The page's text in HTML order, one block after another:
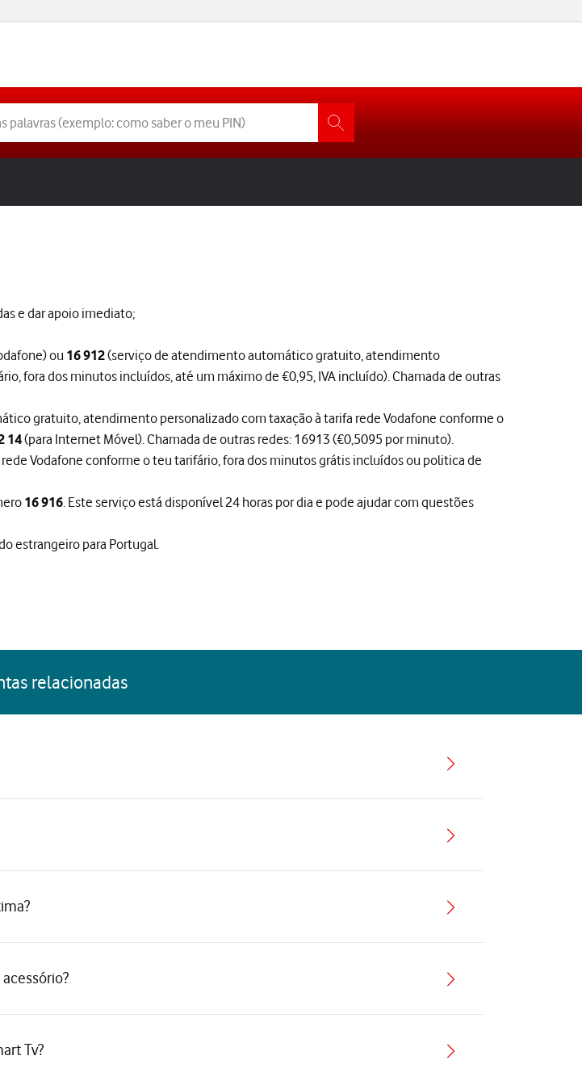
e dar apoio imediato;
ou 16 912(serviço de atendimento automático gratuito, atendimento
fora dos minutos incluídos, até um máximo de €0,95, IVA incluído). Chamada de outras
gratuito, atendimento personalizado com taxação à tarifa rede Vodafone conforme o
14(para Internet Móvel). Chamada de outras redes: 16913 (€0,5095 por minuto).
Vodafone conforme o teu tarifário, fora dos minutos grátis incluídos ou politica de
16 916 . Este serviço está disponível 24 horas por dia e pode ajudar com questões
estrangeiro para Portugal.
relacionadas
Tv?